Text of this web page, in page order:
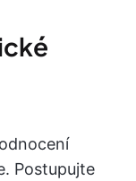
Postupujte